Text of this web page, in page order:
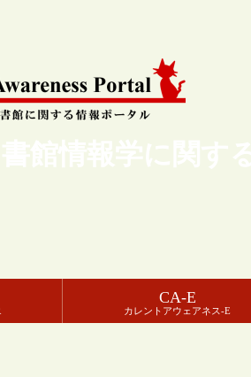
館情報学に関
CA-E
カレントアウェアネス-E